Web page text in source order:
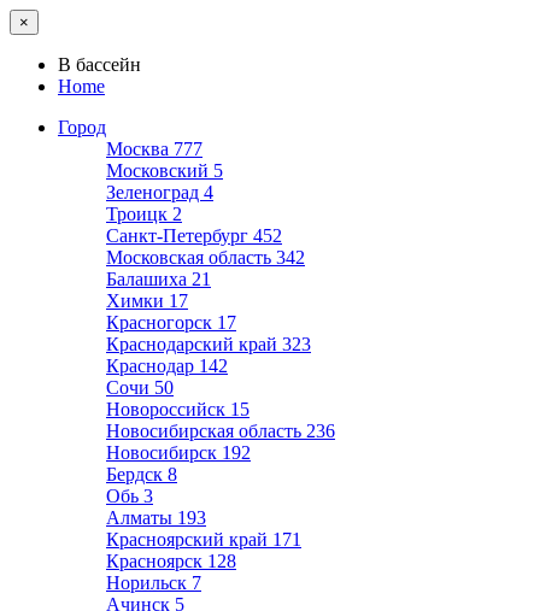
×
В бассейн
Home
Город
Москва 777
Московский 5
Зеленоград 4
Троицк 2
Санкт-Петербург 452
Московская область 342
Балашиха 21
Химки 17
Красногорск 17
Краснодарский край 323
Краснодар 142
Сочи 50
Новороссийск 15
Новосибирская область 236
Новосибирск 192
Бердск 8
Обь 3
Алматы 193
Красноярский край 171
Красноярск 128
Норильск 7
Ачинск 5